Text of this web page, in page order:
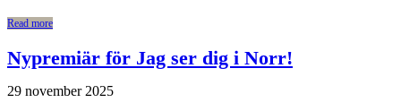
Read more
Nypremiär för Jag ser dig i Norr!
29 november 2025